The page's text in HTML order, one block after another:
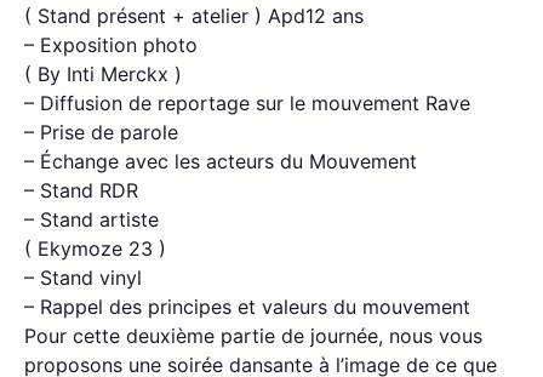
( Stand présent + atelier ) Apd12 ans
– Exposition photo
( By Inti Merckx )
– Diffusion de reportage sur le mouvement Rave
– Prise de parole
– Échange avec les acteurs du Mouvement
– Stand RDR
– Stand artiste
( Ekymoze 23 )
– Stand vinyl
– Rappel des principes et valeurs du mouvement
Pour cette deuxième partie de journée, nous vous
proposons une soirée dansante à l’image de ce que